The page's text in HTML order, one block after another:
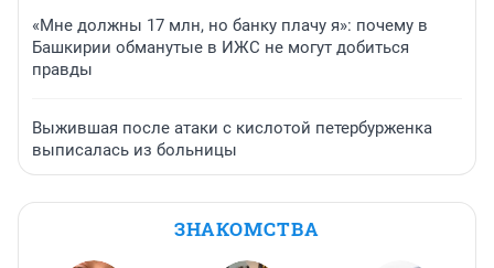
«Мне должны 17 млн, но банку плачу я»: почему в
Башкирии обманутые в ИЖС не могут добиться
правды
Выжившая после атаки с кислотой петербурженка
выписалась из больницы
ЗНАКОМСТВА